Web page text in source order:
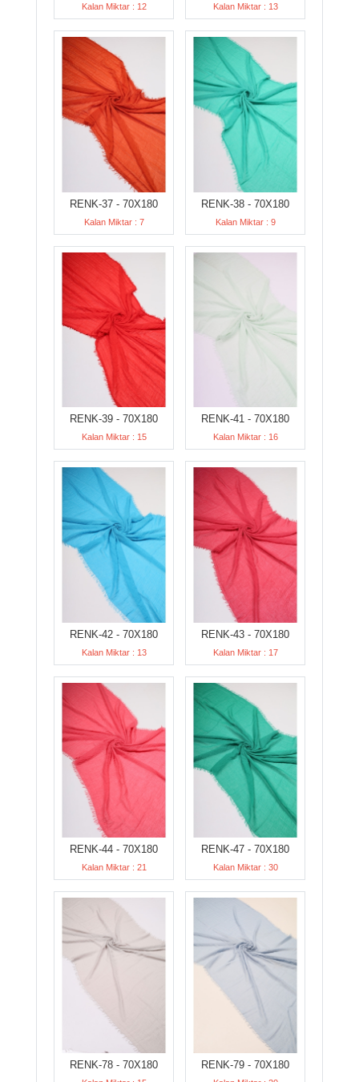
Kalan Miktar : 12 Kalan Miktar : 13
RENK-37 - 70X180
Kalan Miktar : 7
RENK-38 - 70X180
Kalan Miktar : 9
RENK-39 - 70X180
Kalan Miktar : 15
RENK-41 - 70X180
Kalan Miktar : 16
RENK-42 - 70X180
Kalan Miktar : 13
RENK-43 - 70X180
Kalan Miktar : 17
RENK-44 - 70X180
Kalan Miktar : 21
RENK-47 - 70X180
Kalan Miktar : 30
RENK-78 - 70X180 RENK-79 - 70X180